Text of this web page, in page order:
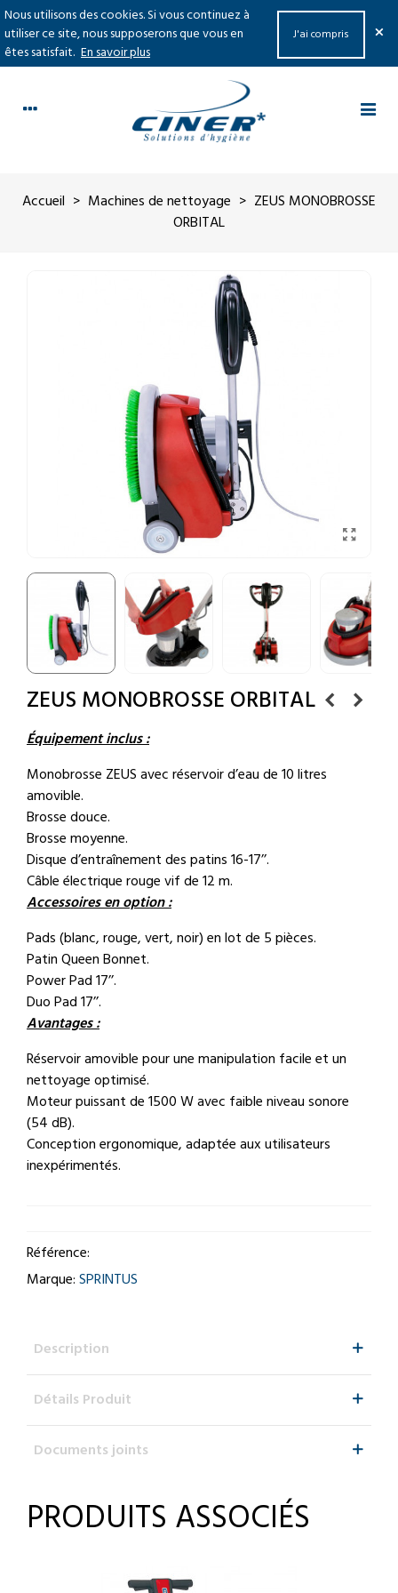
Nous utilisons des cookies. Si vous continuez à
utiliser ce site, nous supposerons que vous en
êtes satisfait. En savoir plus
J'ai compris ×
Accueil > Machines de nettoyage > ZEUS MONOBROSSE
ORBITAL
ZEUS MONOBROSSE ORBITAL
Équipement inclus :
Monobrosse ZEUS avec réservoir d’eau de 10 litres
amovible.
Brosse douce.
Brosse moyenne.
Disque d’entraînement des patins 16-17’’.
Câble électrique rouge vif de 12 m.
Accessoires en option :
Pads (blanc, rouge, vert, noir) en lot de 5 pièces.
Patin Queen Bonnet.
Power Pad 17’’.
Duo Pad 17’’.
Avantages :
Réservoir amovible pour une manipulation facile et un
nettoyage optimisé.
Moteur puissant de 1500 W avec faible niveau sonore
(54 dB).
Conception ergonomique, adaptée aux utilisateurs
inexpérimentés.
Référence:
Marque:SPRINTUS
Description
Détails Produit
Documents joints
PRODUITS ASSOCIÉS